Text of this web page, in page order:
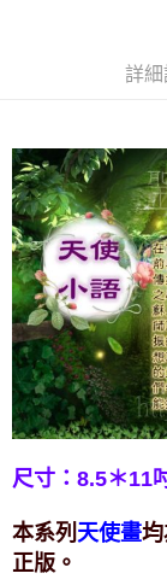
7-11取貨付款
每筆NT$80，滿
賣家宅配幫您送（
每筆NT$80，滿
郵局幫你送（離島
每筆NT$80，滿
付款後門市自取
免運費
詳細
尺寸：8.5＊11
本系列 天使畫
正版。